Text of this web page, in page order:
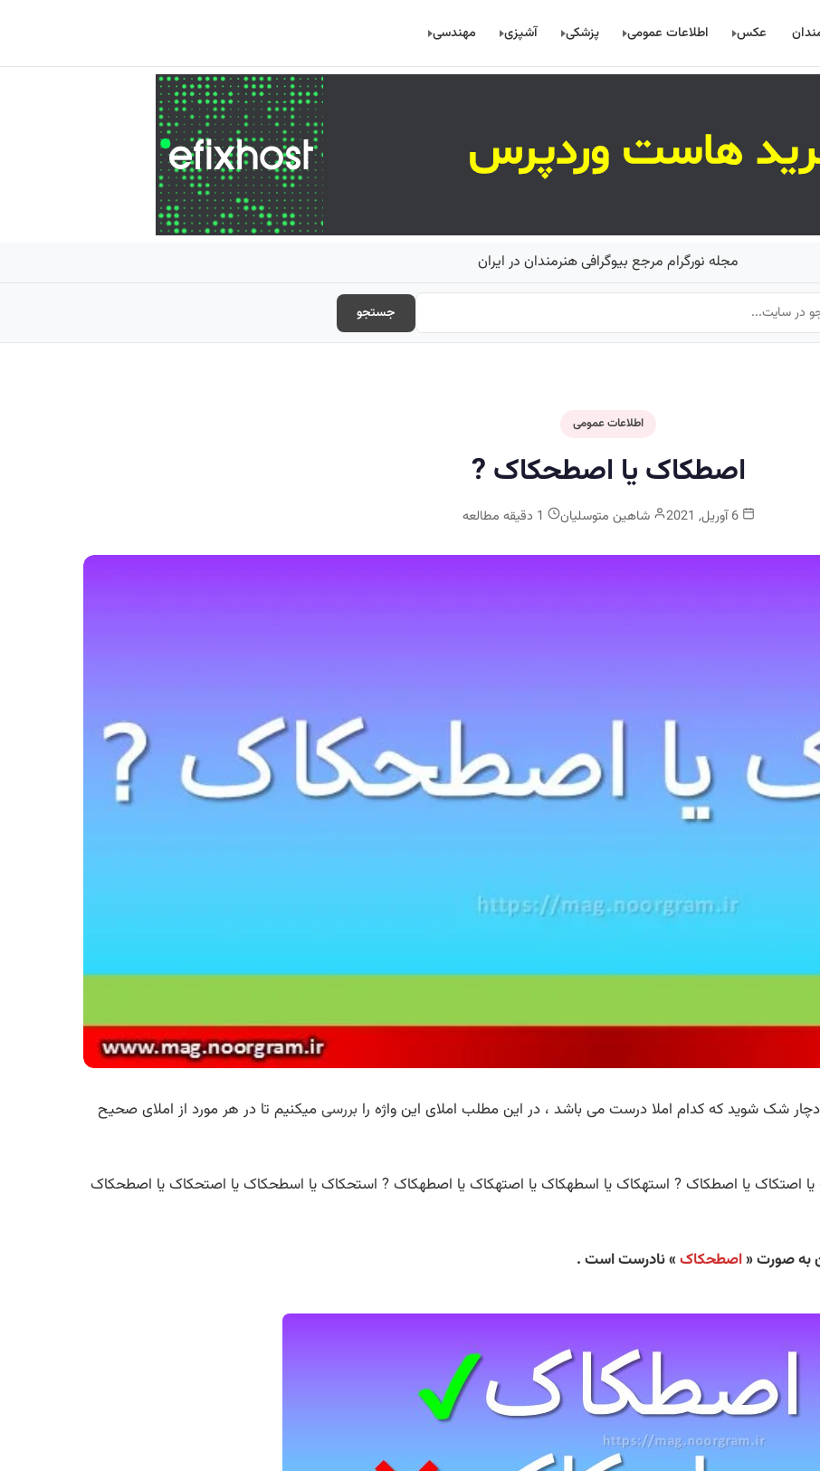
عکس اطلاعات عمومی پزشکی آشپزی مهندسی
مجله نورگرام مرجع بیوگرافی هنرمندان در ایران
جستجو
اطلاعات عمومی
اصطکاک یا اصطحکاک ?
6 آوریل, 2021 شاهین متوسلیان
شک شوید که کدام املا درست می باشد ، در این مطلب املای این واژه را بررسی میکنیم تا در هر مورد از املای صحیح
اصتکاک یا اصطکاک ? استهکاک یا اسطهکاک یا اصتهکاک یا اصطهکاک ? استحکاک یا اسطحکاک یا اصتحکاک یا اصطحکاک
به صورت «اصطحکاک» نادرست است .